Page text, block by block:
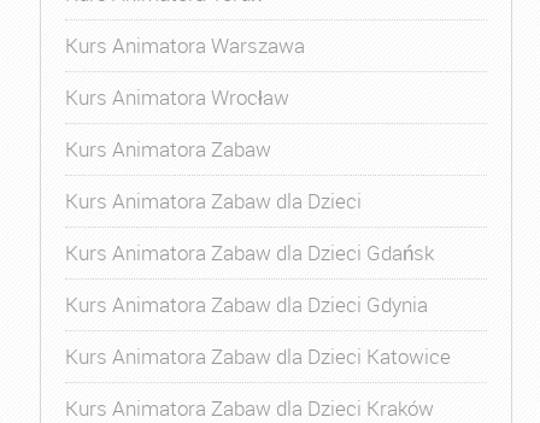
Kurs Animatora Warszawa
Kurs Animatora Wrocław
Kurs Animatora Zabaw
Kurs Animatora Zabaw dla Dzieci
Kurs Animatora Zabaw dla Dzieci Gdańsk
Kurs Animatora Zabaw dla Dzieci Gdynia
Kurs Animatora Zabaw dla Dzieci Katowice
Kurs Animatora Zabaw dla Dzieci Kraków